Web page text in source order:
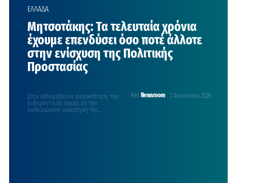
ΕΛΛΑΔΑ
Μητσοτάκης: Τα τελευταία χρόνια
έχουμε επενδύσει όσο ποτέ άλλοτε
στην ενίσχυση της Πολιτικής
Προστασίας
Από Newsroom 2 Αυγούστου 2026
Στην εβδομαδιαία ανασκόπηση του
κυβερνητικού έργου, με την
καθιερωμένη ανάρτηση της